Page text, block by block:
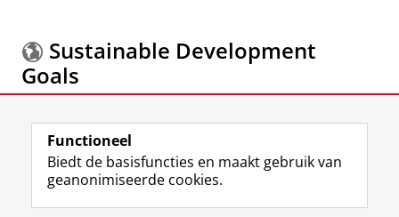
Sustainable Development
Goals
Meer informatie over deSustainable Development
Goals.
Volg de RUG F L R I Y
Functioneel
Biedt de basisfuncties en maakt gebruik van
geanonimiseerde cookies.